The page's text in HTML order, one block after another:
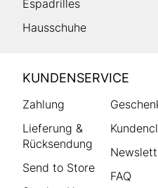
Espadrilles
Hausschuhe
HUMANIC
Footer
KUNDENSERVICE
Zahlung
Lieferung &
Rücksendung
Send to Store
FAQ